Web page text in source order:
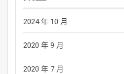
2024 年 10 月
2020 年 9 月
2020 年 7 月